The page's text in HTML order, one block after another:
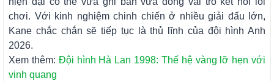
chơi. Với kinh nghiệm chinh chiến ở nhiều giải đấu lớn,
Kane chắc chắn sẽ tiếp tục là thủ lĩnh của đội hình Anh
2026.
Xem thêm: Đội hình Hà Lan 1998: Thế hệ vàng lỡ hẹn với
vinh quang